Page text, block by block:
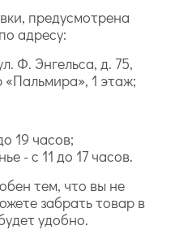
предусмотрена
адресу:
Ф. Энгельса, д. 75,
«Пальмира», 1 этаж;
19 часов;
- с 11 до 17 часов.
тем, что вы не
забрать товар в
удобно.